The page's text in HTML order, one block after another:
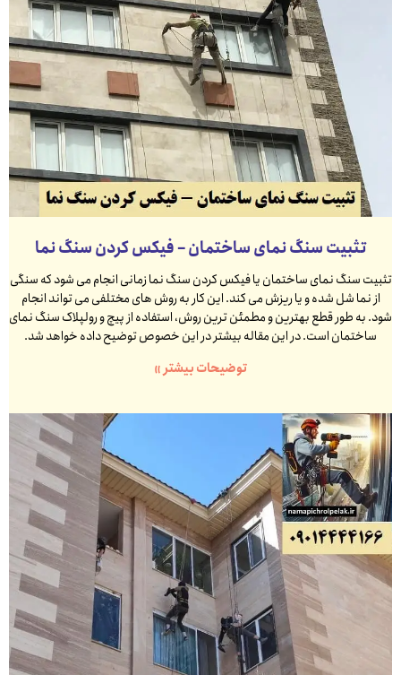
تثبیت سنگ نمای ساختمان – فیکس کردن سنگ نما
تثبیت سنگ نمای ساختمان یا فیکس کردن سنگ نما زمانی انجام می شود که سنگی
از نما شل شده و یا ریزش می کند. این کار به روش های مختلفی می تواند انجام
شود. به طور قطع بهترین و مطمئن ترین روش، استفاده از پیچ و رولپلاک سنگ نمای
ساختمان است. در این مقاله بیشتر در این خصوص توضیح داده خواهد شد.
توضیحات بیشتر »